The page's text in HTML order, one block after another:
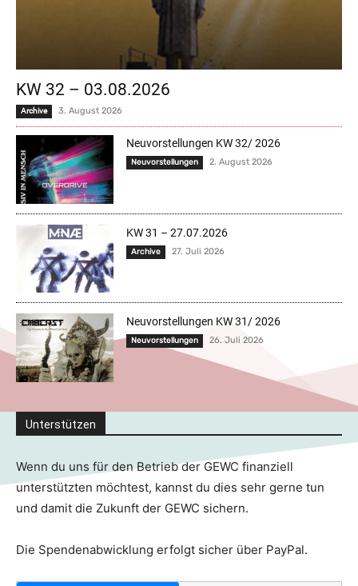
KW 32 – 03.08.2026
Archive 3. August 2026
Neuvorstellungen KW 32/ 2026
Neuvorstellungen 2. August 2026
KW 31 – 27.07.2026
Archive 27. Juli 2026
Neuvorstellungen KW 31/ 2026
Neuvorstellungen 26. Juli 2026
Unterstützen
Wenn du uns für den Betrieb der GEWC finanziell
unterstützten möchtest, kannst du dies sehr gerne tun
und damit die Zukunft der GEWC sichern.
Die Spendenabwicklung erfolgt sicher über PayPal.